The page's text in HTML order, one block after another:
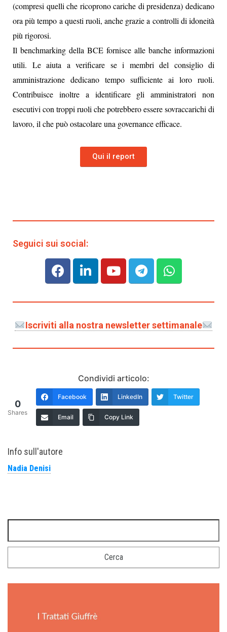
(compresi quelli che ricoprono cariche di presidenza) dedicano
ora più tempo a questi ruoli, anche grazie a controlli di idoneità
più rigorosi.
Il benchmarking della BCE fornisce alle banche informazioni
utili. Le aiuta a verificare se i membri del consiglio di
amministrazione dedicano tempo sufficiente ai loro ruoli.
Contribuisce inoltre a identificare gli amministratori non
esecutivi con troppi ruoli che potrebbero essere sovraccarichi di
lavoro, il che può ostacolare una governance efficace.
Qui il report
Seguici sui social:
Iscriviti alla nostra newsletter settimanale
Condividi articolo:
0
Shares
Facebook LinkedIn Twitter
Email Copy Link
Info sull'autore
Nadia Denisi